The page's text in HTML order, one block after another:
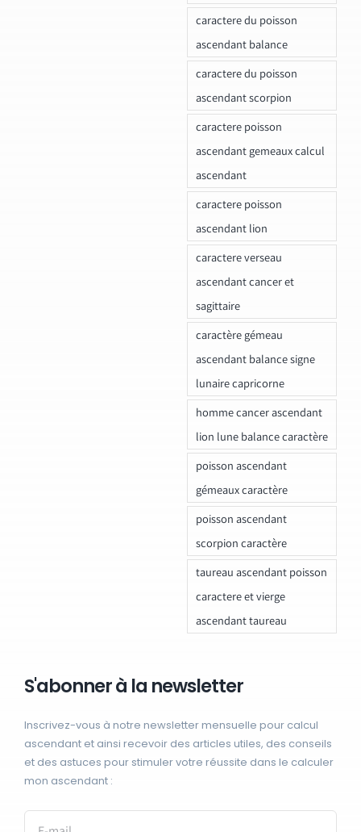
caractere du poisson
ascendant balance
caractere du poisson
ascendant scorpion
caractere poisson
ascendant gemeaux calcul
ascendant
caractere poisson
ascendant lion
caractere verseau
ascendant cancer et
sagittaire
caractère gémeau
ascendant balance signe
lunaire capricorne
homme cancer ascendant
lion lune balance caractère
poisson ascendant
gémeaux caractère
poisson ascendant
scorpion caractère
taureau ascendant poisson
caractere et vierge
ascendant taureau
S'abonner à la newsletter
Inscrivez-vous à notre newsletter mensuelle pour calcul
ascendant et ainsi recevoir des articles utiles, des conseils
et des astuces pour stimuler votre réussite dans le calculer
mon ascendant :